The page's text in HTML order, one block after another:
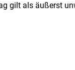
gilt als äußerst